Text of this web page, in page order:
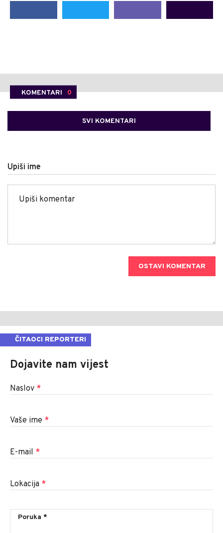
KOMENTARI 0
SVI KOMENTARI
Upiši ime
OSTAVI KOMENTAR
ČITAOCI REPORTERI
Dojavite nam vijest
Naslov *
Vaše ime *
E-mail *
Lokacija *